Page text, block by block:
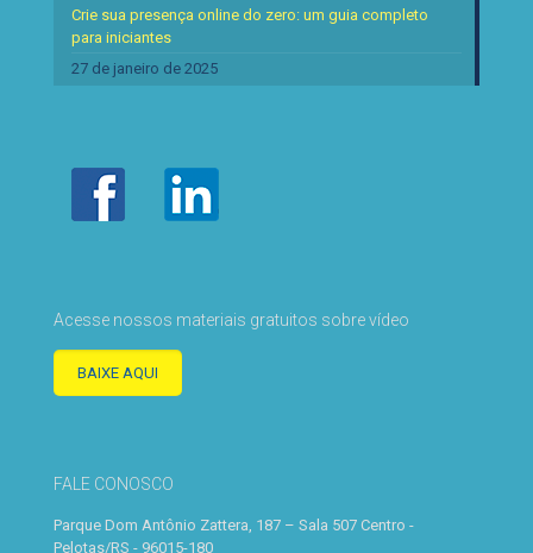
Crie sua presença online do zero: um guia completo
para iniciantes
27 de janeiro de 2025
Acesse nossos materiais gratuitos sobre vídeo
BAIXE AQUI
FALE CONOSCO
Parque Dom Antônio Zattera, 187 – Sala 507 Centro -
Pelotas/RS - 96015-180